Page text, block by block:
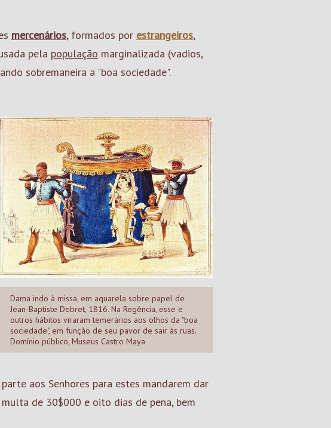
mercenários, formados por estrangeiros,
pela população marginalizada (vadios,
sobremaneira a "boa sociedade".
Dama indo à missa, em aquarela sobre papel de
Jean-Baptiste Debret, 1816. Na Regência, esse e
outros hábitos viraram temerários aos olhos da "boa
sociedade", em função de seu pavor de sair às ruas.
Domínio público, Museus Castro Maya
aos Senhores para estes mandarem dar
de 30$000 e oito dias de pena, bem